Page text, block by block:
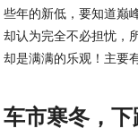
些年的新低，要知道巅
却认为完全不必担忧，
却是满满的乐观！主要
车市寒冬，